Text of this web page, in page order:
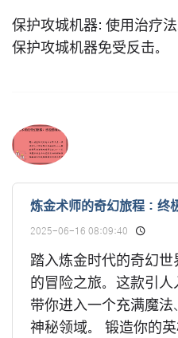
保护攻城机器: 使用治疗
保护攻城机器免受反击。
炼金术师的奇幻旅程：终
2025-06-16 08:09:40
踏入炼金时代的奇幻
的冒险之旅。这款引
带你进入一个充满魔
神秘领域。 锻造你的